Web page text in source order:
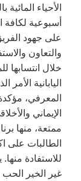
الأحياء
أسبوعية لكافة
على جهود
والتعاون
خلال
اليابانية
المعرفي،
الإيماني
ممتعة، منها
الطالبات على
للاستفادة
غير الخير